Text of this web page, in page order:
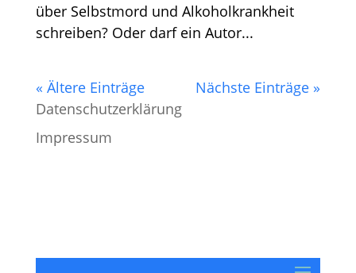
über Selbstmord und Alkoholkrankheit
schreiben? Oder darf ein Autor...
« Ältere Einträge
Nächste Einträge »
Datenschutzerklärung
Impressum